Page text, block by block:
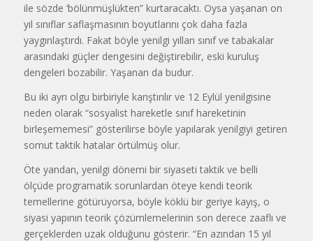
ile sözde ‘bölünmüşlükten” kurtaracaktı. Oysa yaşanan on
yıl sınıflar saflaşmasının boyutlarını çok daha fazla
yaygınlaştırdı. Fakat böyle yenilgi yıllan sınıf ve tabakalar
arasındaki güçler dengesini değiştirebilir, eski kuruluş
dengeleri bozabilir. Yaşanan da budur.
Bu iki ayrı olgu birbiriyle karıştırılır ve 12 Eylül yenilgisine
neden olarak “sosyalist hareketle sınıf hareketinin
birleşememesi” gösterilirse böyle yapılarak yenilgiyi getiren
somut taktik hatalar örtülmüş olur.
Öte yandan, yenilgi dönemi bir siyaseti taktik ve belli
ölçüde programatik sorunlardan öteye kendi teorik
temellerine götürüyorsa, böyle köklü bir geriye kayış, o
siyasi yapının teorik çözümlemelerinin son derece zaaflı ve
gerçeklerden uzak olduğunu gösterir. “En azından 15 yıl